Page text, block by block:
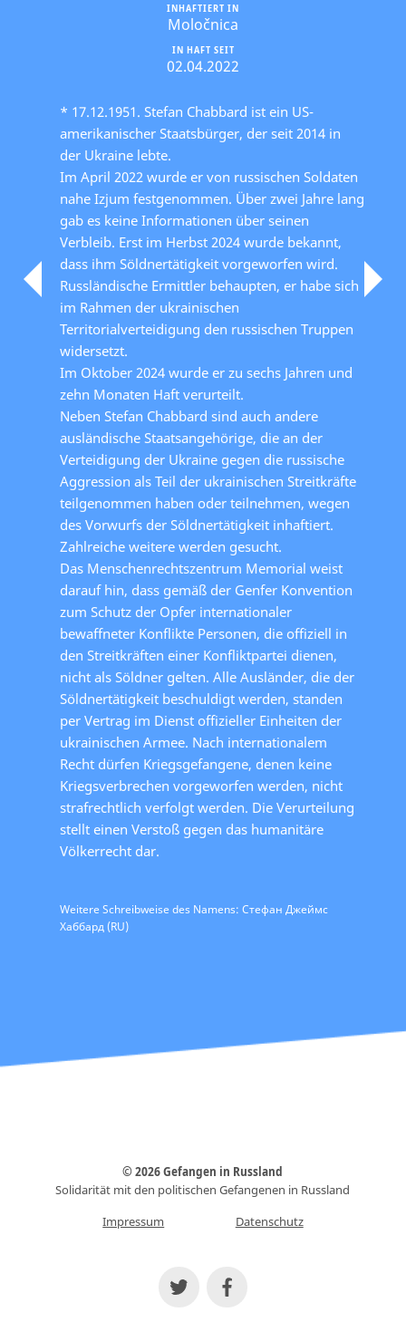
IN HAFT SEIT
02.04.2022
INHAFTIERT IN
Moločnica
* 17.12.1951. Stefan Chabbard ist ein US-
amerikanischer Staatsbürger, der seit 2014 in
der Ukraine lebte.
Im April 2022 wurde er von russischen Soldaten
nahe Izjum festgenommen. Über zwei Jahre lang
gab es keine Informationen über seinen
Verbleib. Erst im Herbst 2024 wurde bekannt,
dass ihm Söldnertätigkeit vorgeworfen wird.
Russländische Ermittler behaupten, er habe sich
im Rahmen der ukrainischen
Territorialverteidigung den russischen Truppen
widersetzt.
Im Oktober 2024 wurde er zu sechs Jahren und
zehn Monaten Haft verurteilt.
Neben Stefan Chabbard sind auch andere
ausländische Staatsangehörige, die an der
Verteidigung der Ukraine gegen die russische
Aggression als Teil der ukrainischen Streitkräfte
teilgenommen haben oder teilnehmen, wegen
des Vorwurfs der Söldnertätigkeit inhaftiert.
Zahlreiche weitere werden gesucht.
Das Menschenrechtszentrum Memorial weist
darauf hin, dass gemäß der Genfer Konvention
zum Schutz der Opfer internationaler
bewaffneter Konflikte Personen, die offiziell in
den Streitkräften einer Konfliktpartei dienen,
nicht als Söldner gelten. Alle Ausländer, die der
Söldnertätigkeit beschuldigt werden, standen
per Vertrag im Dienst offizieller Einheiten der
ukrainischen Armee. Nach internationalem
Recht dürfen Kriegsgefangene, denen keine
Kriegsverbrechen vorgeworfen werden, nicht
strafrechtlich verfolgt werden. Die Verurteilung
stellt einen Verstoß gegen das humanitäre
Völkerrecht dar.
Weitere Schreibweise des Namens: Стефан Джеймс
Хаббард (RU)
© 2026 Gefangen in Russland
Solidarität mit den politischen Gefangenen in Russland
Impressum
Datenschutz